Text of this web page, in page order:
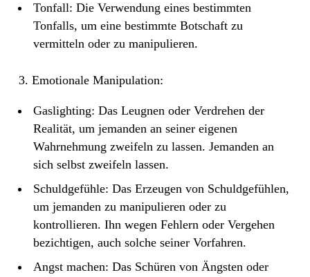
Tonfall: Die Verwendung eines bestimmten
Tonfalls, um eine bestimmte Botschaft zu
vermitteln oder zu manipulieren.
3. Emotionale Manipulation:
Gaslighting: Das Leugnen oder Verdrehen der
Realität, um jemanden an seiner eigenen
Wahrnehmung zweifeln zu lassen. Jemanden an
sich selbst zweifeln lassen.
Schuldgefühle: Das Erzeugen von Schuldgefühlen,
um jemanden zu manipulieren oder zu
kontrollieren. Ihn wegen Fehlern oder Vergehen
bezichtigen, auch solche seiner Vorfahren.
Angst machen: Das Schüren von Ängsten oder